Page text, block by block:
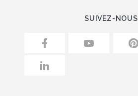
SUIVEZ-NOUS